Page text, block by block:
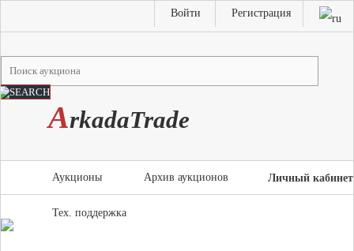
Войти Регистрация
ArkadaTrade
Личный кабинет
Аукционы Архив аукционов
Тех. поддержка